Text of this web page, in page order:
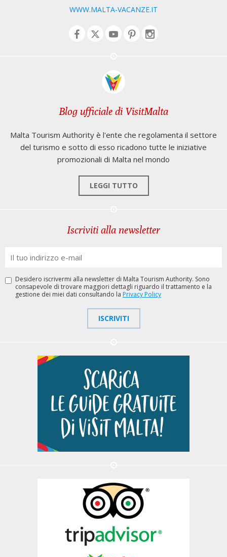
WWW.MALTA-VACANZE.IT
Blog ufficiale di VisitMalta
Malta Tourism Authority è l'ente che regolamenta il settore
del turismo e sotto di esso ricadono tutte le iniziative
promozionali di Malta nel mondo
LEGGI TUTTO
Iscriviti alla newsletter
Desidero iscrivermi alla newsletter di Malta Tourism Authority. Sono
consapevole di trovare maggiori dettagli riguardo il trattamento e la
gestione dei miei dati consultando la Privacy Policy
ISCRIVITI